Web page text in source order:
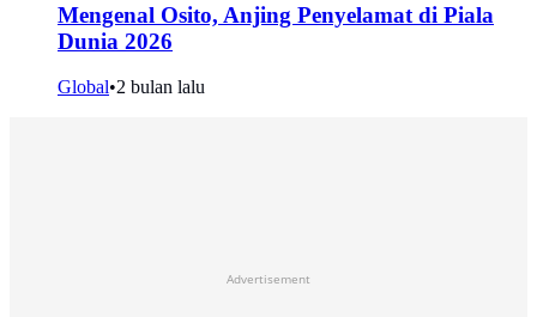
Mengenal Osito, Anjing Penyelamat di Piala
Dunia 2026
Global•2 bulan lalu
Advertisement